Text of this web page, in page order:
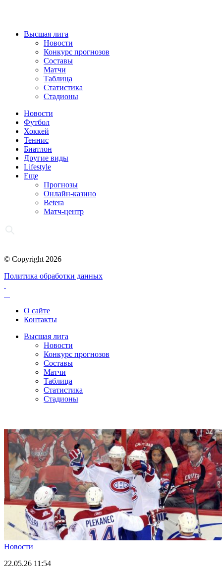
Высшая лига
Новости
Конкурс прогнозов
Составы
Матчи
Таблица
Статистика
Стадионы
Новости
Футбол
Хоккей
Теннис
Биатлон
Другие виды
Lifestyle
Еще
Прогнозы
Онлайн-казино
Betera
Матч-центр
© Copyright 2026
Политика обработки данных
О сайте
Контакты
Высшая лига
Новости
Конкурс прогнозов
Составы
Матчи
Таблица
Статистика
Стадионы
Новости
22.05.26 11:54